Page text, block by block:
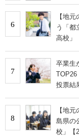
6
【地
う「都
高校」
7
卒業生
投票結
8
【地
島県の
校」【